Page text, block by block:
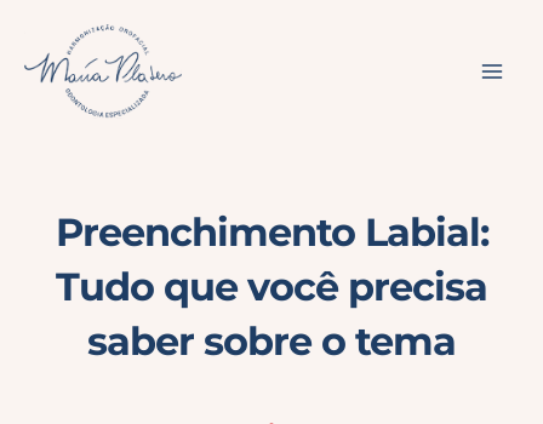
conteúdo
Preenchimento Labial:
Tudo que você precisa
saber sobre o tema